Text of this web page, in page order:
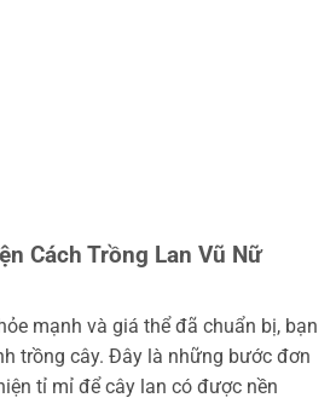
Cách Trồng Lan Vũ Nữ
mạnh và giá thể đã chuẩn bị, bạn
trồng cây. Đây là những bước đơn
tỉ mỉ để cây lan có được nền